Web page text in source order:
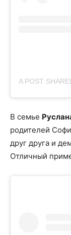
В семье
родителей
друг друга и
Отличный